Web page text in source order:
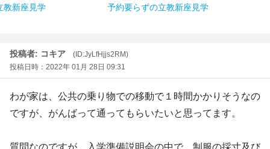
教新座見学
予約要らずの立教新座見学
投稿者: コキア
(ID:JyLfHjjs2RM)
投稿日時：2022年 01月 28日 09:31
わが家は、公共の乗り物での移動で１時間かかりそうなの
ですが、がんばって通ってもらいたいと思ってます。
質問なのですが、入学準備説明会の中で、制服の採寸及び